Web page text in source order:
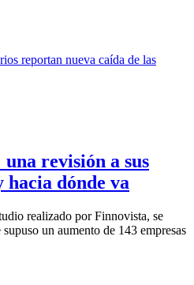
revisión a sus
hacia dónde va
realizado por Finnovista, se
un aumento de 143 empresas